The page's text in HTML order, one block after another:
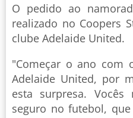
O pedido ao
realizado no Coopers
clube Adelaide United.
"Começar o ano com
Adelaide United, por
esta surpresa.
seguro no futebol,